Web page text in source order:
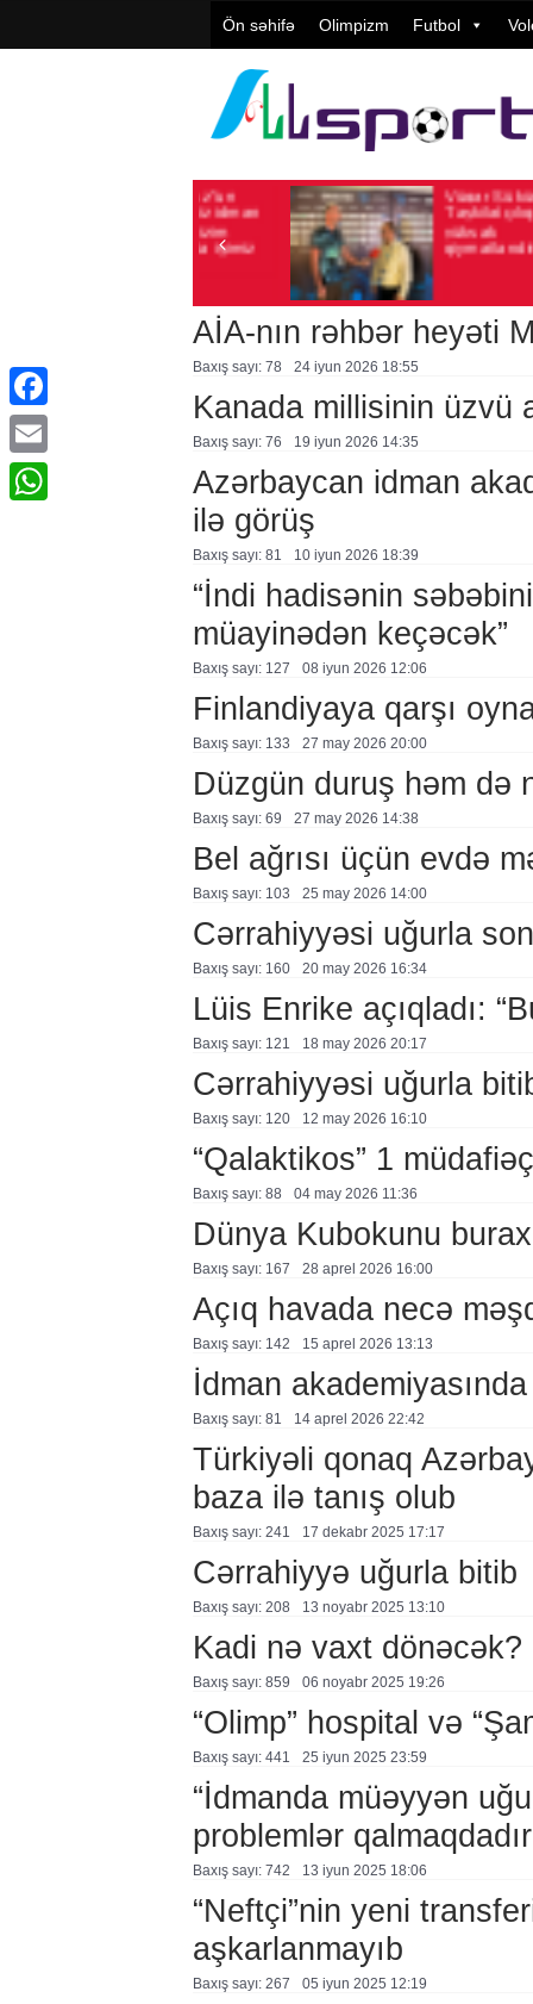
Ön səhifə Olimpizm Futbol
Vüqar Şükürov:
Təşkilatçılıq çox
yüksək
qiymətləndirilib
Baxış sayı: 106
Avqust 05, 2026
AİA-nın rəhbər heyəti
Baxış sayı: 78 24 i̇yun 2026 18:55
Kanada millisinin üzvü
Baxış sayı: 76 19 i̇yun 2026 14:35
Azərbaycan idman
ilə görüş
Baxış sayı: 81 10 i̇yun 2026 18:39
“İndi hadisənin
müayinədən keçəcək”
Baxış sayı: 127 08 i̇yun 2026 12:06
Finlandiyaya qarşı
Baxış sayı: 133 27 may 2026 20:00
Düzgün duruş həm də
Baxış sayı: 69 27 may 2026 14:38
Bel ağrısı üçün evdə
Baxış sayı: 103 25 may 2026 14:00
Cərrahiyyəsi uğurla
Baxış sayı: 160 20 may 2026 16:34
Lüis Enrike açıqladı:
Baxış sayı: 121 18 may 2026 20:17
Cərrahiyyəsi uğurla
Baxış sayı: 120 12 may 2026 16:10
“Qalaktikos” 1
Baxış sayı: 88 04 may 2026 11:36
Dünya Kubokunu
Baxış sayı: 167 28 aprel 2026 16:00
Açıq havada necə
Baxış sayı: 142 15 aprel 2026 13:13
İdman
Baxış sayı: 81 14 aprel 2026 22:42
Türkiyəli qonaq
baza ilə tanış olub
Baxış sayı: 241 17 dekabr 2025 17:17
Cərrahiyyə uğurla bitib
Baxış sayı: 208 13 noyabr 2025 13:10
Kadi nə vaxt dönəcək?
Baxış sayı: 859 06 noyabr 2025 19:26
“Olimp” hospital və
Baxış sayı: 441 25 i̇yun 2025 23:59
“İdmanda müəyyən
problemlər
Baxış sayı: 742 13 i̇yun 2025 18:06
“Neftçi”nin yeni
aşkarlanmayıb
Baxış sayı: 267 05 i̇yun 2025 12:19
Facebook
Email